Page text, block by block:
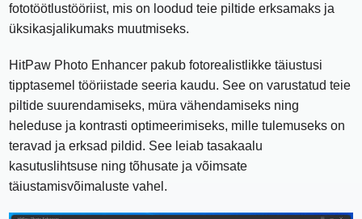
fototöötlustööriist, mis on loodud teie piltide erksamaks ja
üksikasjalikumaks muutmiseks.
HitPaw Photo Enhancer pakub fotorealistlikke täiustusi
tipptasemel tööriistade seeria kaudu. See on varustatud teie
piltide suurendamiseks, müra vähendamiseks ning
heleduse ja kontrasti optimeerimiseks, mille tulemuseks on
teravad ja erksad pildid. See leiab tasakaalu
kasutuslihtsuse ning tõhusate ja võimsate
täiustamisvõimaluste vahel.